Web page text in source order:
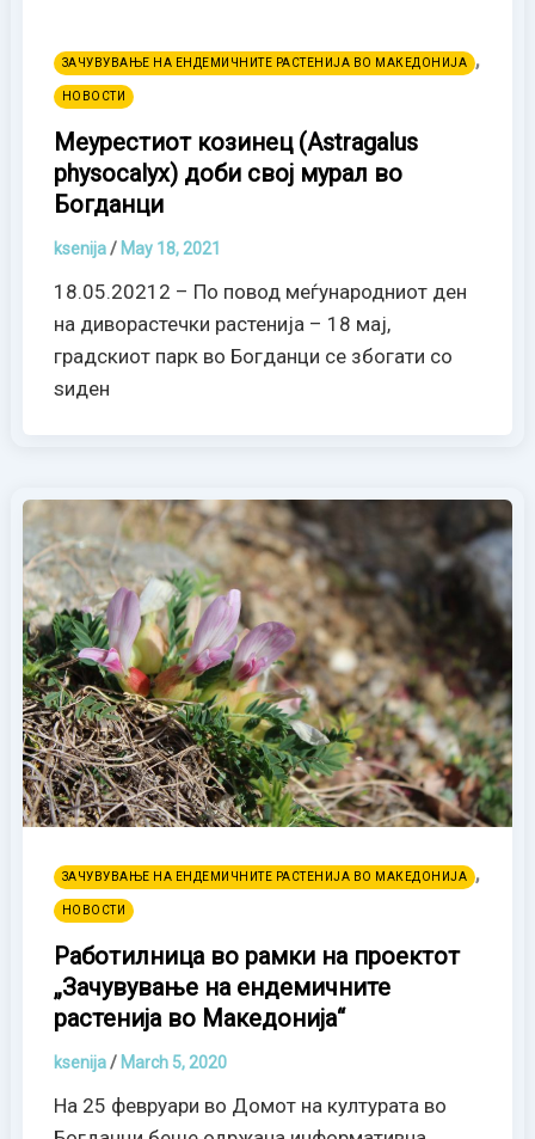
ЗАЧУВУВАЊЕ НА ЕНДЕМИЧНИТЕ РАСТЕНИЈА ВО МАКЕДОНИЈА ,
НОВОСТИ
Меурестиот козинец (Astragalus
physocalyx) доби свој мурал во
Богданци
ksenija/ May 18, 2021
18.05.20212 – По повод меѓународниот ден
на диворастечки растенија – 18 мај,
градскиот парк во Богданци се збогати со
ѕиден
ЗАЧУВУВАЊЕ НА ЕНДЕМИЧНИТЕ РАСТЕНИЈА ВО МАКЕДОНИЈА ,
НОВОСТИ
Работилница во рамки на проектот
„Зачувување на ендемичните
растенија во Македонија“
ksenija/ March 5, 2020
На 25 февруари во Домот на културата во